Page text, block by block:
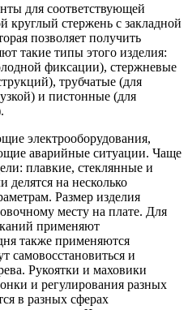
для соответствующей
круглый стержень с закладной
позволяет получить
такие типы этого изделия:
фиксации), стержневые
трубчатые (для
и пистонные (для
электрооборудования,
аварийные ситуации. Чаще
плавкие, стеклянные и
делятся на несколько
Размер изделия
месту на плате. Для
применяют
также применяются
самовосстановиться и
Рукоятки и маховики
и регулирования разных
в разных сферах